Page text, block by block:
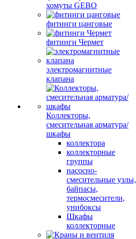
хомуты GEBO
фитинги цанговые
фитинги Чермет
электромагнитные
клапана
Коллекторы,
смесительная арматура/
шкафы
коллектора
коллекторные
группы
насосно-
смесительные узлы,
байпасы,
термосмесители,
унибоксы
Шкафы
коллекторные